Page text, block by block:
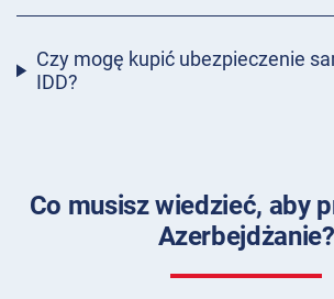
Czy mogę kupić ubezpieczenie
IDD?
Co musisz wiedzieć, aby
Azerbejdżanie?